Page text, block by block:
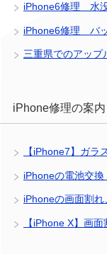
iPhone6修理 水
iPhone6修理 バ
三重県でのアップ
iPhone修理の案内
【iPhone7】ガラ
iPhoneの電池交
iPhoneの画面割
【iPhone X】画